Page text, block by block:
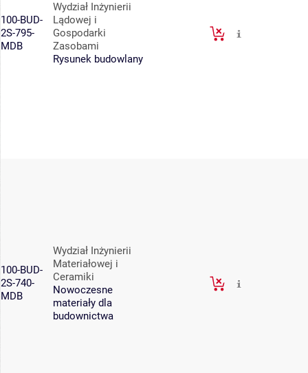
100-BUD-
2S-795-
MDB
Wydział Inżynierii
Lądowej i
Gospodarki
Zasobami
Rysunek budowlany
100-BUD-
2S-740-
MDB
Wydział Inżynierii
Materiałowej i
Ceramiki
Nowoczesne
materiały dla
budownictwa